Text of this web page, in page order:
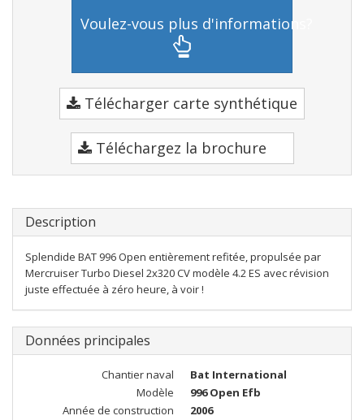
Voulez-vous plus d'informations?
Télécharger carte synthétique
Téléchargez la brochure
Description
Splendide BAT 996 Open entièrement refitée, propulsée par
Mercruiser Turbo Diesel 2x320 CV modèle 4.2 ES avec révision
juste effectuée à zéro heure, à voir !
Données principales
Chantier naval
Bat International
Modèle
996 Open Efb
Année de construction
2006